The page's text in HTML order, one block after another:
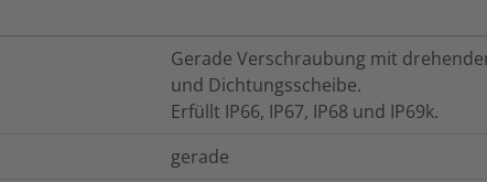
Gerade Verschraubung mit
und Dichtungsscheibe.
Erfüllt IP66, IP67, IP68 und IP69k.
gerade